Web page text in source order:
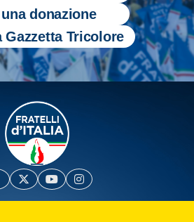
donazione
Gazzetta Tricolore